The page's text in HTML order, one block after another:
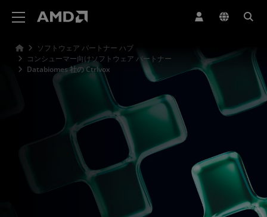
ソフトウェア パートナー ハブ
コンシューマー向けソフトウェア パートナー
Databiomes 社の Ctrlvox